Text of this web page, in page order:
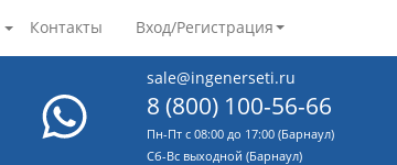
Контакты Вход/Регистрация
sale@ingenerseti.ru
8 (800) 100-56-66
Пн-Пт с 08:00 до 17:00 (Барнаул)
Cб-Вс выходной (Барнаул)